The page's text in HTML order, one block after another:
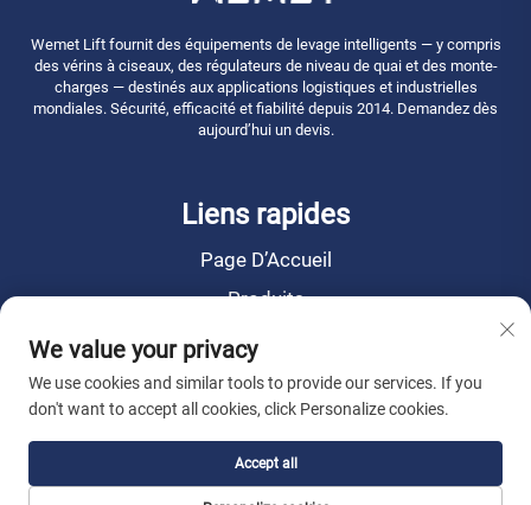
Wemet Lift fournit des équipements de levage intelligents — y compris
des vérins à ciseaux, des régulateurs de niveau de quai et des monte-
charges — destinés aux applications logistiques et industrielles
mondiales. Sécurité, efficacité et fiabilité depuis 2014. Demandez dès
aujourd’hui un devis.
Liens rapides
Page D’Accueil
Produits
Actualités
À propos de nous
Contactez-Nous
Droits d’auteur © 2026 WEMET Lift Machinery Co., Ltd. Tous droits
We value your privacy
We use cookies and similar tools to provide our services. If you
don't want to accept all cookies, click Personalize cookies.
Accept all